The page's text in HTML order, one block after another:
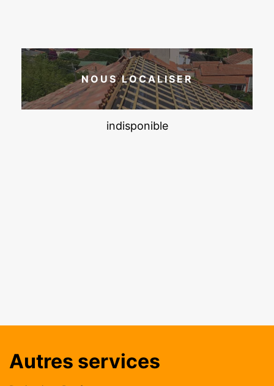
NOUS LOCALISER
indisponible
Autres services